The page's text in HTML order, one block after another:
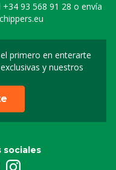
+34 93 568 91 28 o envía
primero en enterarte
y nuestros
a nuestro
sociales